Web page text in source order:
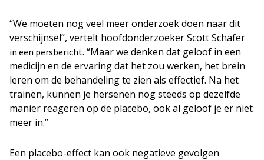
“We moeten nog veel meer onderzoek doen naar dit
verschijnsel”, vertelt hoofdonderzoeker Scott Schafer
in een persbericht. “Maar we denken dat geloof in een
medicijn en de ervaring dat het zou werken, het brein
leren om de behandeling te zien als effectief. Na het
trainen, kunnen je hersenen nog steeds op dezelfde
manier reageren op de placebo, ook al geloof je er niet
meer in.”
Een placebo-effect kan ook negatieve gevolgen